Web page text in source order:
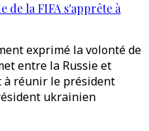
de la FIFA s'apprête à
exprimé la volonté de
entre la Russie et
à réunir le président
ukrainien